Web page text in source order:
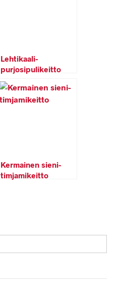
Lehtikaali-
purjosipulikeitto
Kermainen sieni-
timjamikeitto